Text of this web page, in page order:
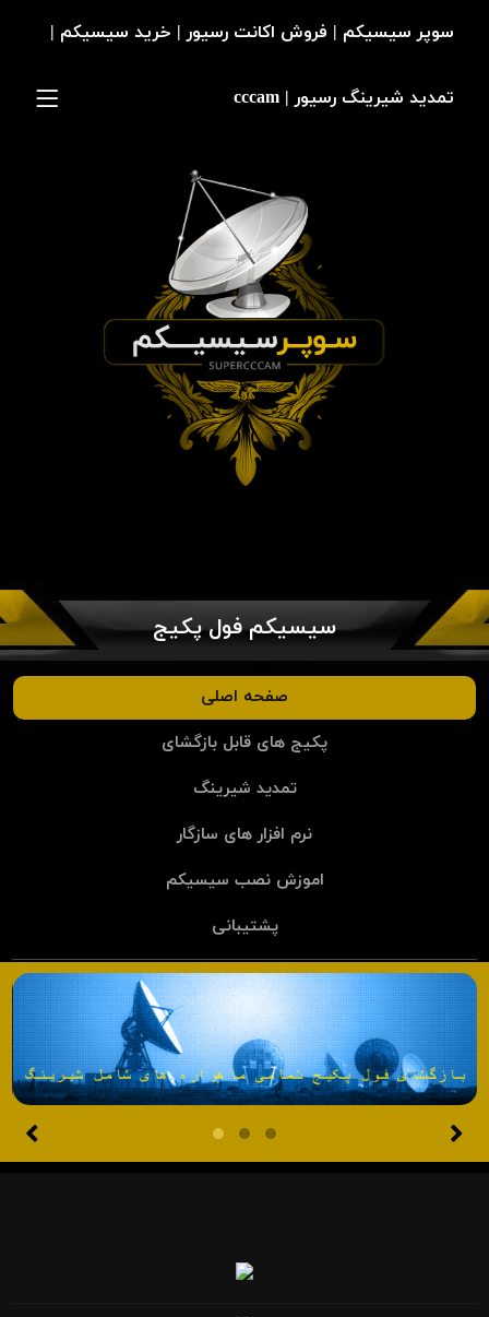
سیسیکم فول پکیج
صفحه اصلی
پکیج های قابل بازگشای
تمدید شیرینگ
نرم افزار های سازگار
اموزش نصب سیسیکم
پشتیبانی
سوپر سیسیکم | فروش اکانت رسیور | خرید سیسیکم |
تمدید شیرینگ رسیور | cccam